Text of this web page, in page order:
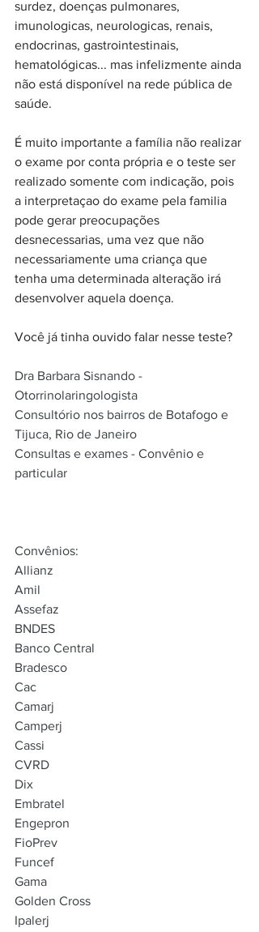
surdez, doenças pulmonares,
imunologicas, neurologicas, renais,
endocrinas, gastrointestinais,
hematológicas... mas infelizmente ainda
não está disponível na rede pública de
saúde.
É muito importante a família não realizar
o exame por conta própria e o teste ser
realizado somente com indicação, pois
a interpretaçao do exame pela familia
pode gerar preocupações
desnecessarias, uma vez que não
necessariamente uma criança que
tenha uma determinada alteração irá
desenvolver aquela doença.
Você já tinha ouvido falar nesse teste?
Dra Barbara Sisnando -
Otorrinolaringologista
Consultório nos bairros de Botafogo e
Tijuca, Rio de Janeiro
Consultas e exames - Convênio e
particular
Convênios:
Allianz
Amil
Assefaz
BNDES
Banco Central
Bradesco
Cac
Camarj
Camperj
Cassi
CVRD
Dix
Embratel
Engepron
FioPrev
Funcef
Gama
Golden Cross
Ipalerj